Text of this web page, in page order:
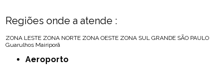
Regiões onde a atende :
ZONA LESTE ZONA NORTE ZONA OESTE ZONA SUL GRANDE SÃO PAULO
Guarulhos Mairiporã
Aeroporto